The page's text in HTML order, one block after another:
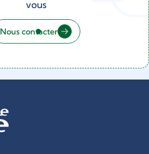
vous
Nous contacter